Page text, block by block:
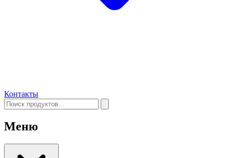
Контакты
Меню